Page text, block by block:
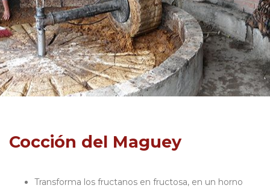
Cocción del Maguey
Transforma los fructanos en fructosa, en un horno